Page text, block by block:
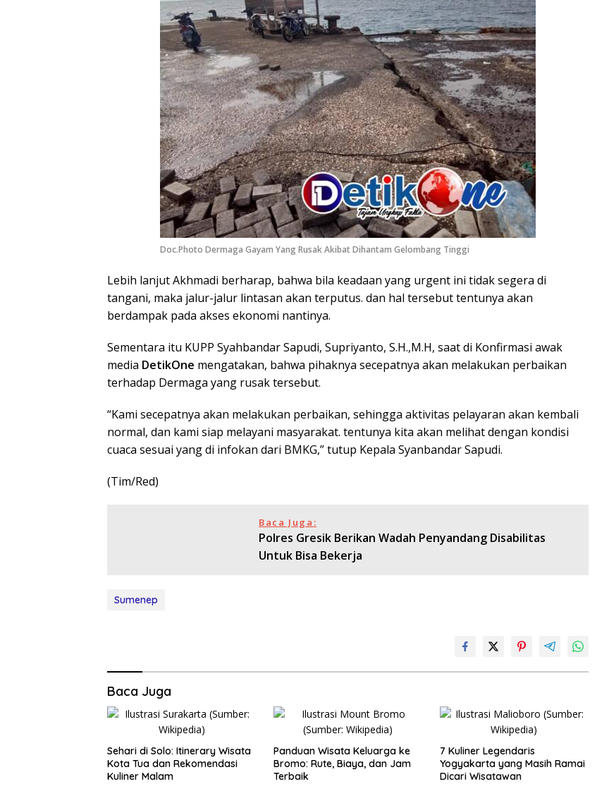
Doc.Photo Dermaga Gayam Yang Rusak Akibat Dihantam Gelombang Tinggi
Lebih lanjut Akhmadi berharap, bahwa bila keadaan yang urgent ini tidak segera di
tangani, maka jalur-jalur lintasan akan terputus. dan hal tersebut tentunya akan
berdampak pada akses ekonomi nantinya.
Sementara itu KUPP Syahbandar Sapudi, Supriyanto, S.H.,M.H, saat di Konfirmasi awak
media DetikOne mengatakan, bahwa pihaknya secepatnya akan melakukan perbaikan
terhadap Dermaga yang rusak tersebut.
“Kami secepatnya akan melakukan perbaikan, sehingga aktivitas pelayaran akan kembali
normal, dan kami siap melayani masyarakat. tentunya kita akan melihat dengan kondisi
cuaca sesuai yang di infokan dari BMKG,” tutup Kepala Syanbandar Sapudi.
(Tim/Red)
Baca Juga:
Polres Gresik Berikan Wadah Penyandang Disabilitas
Untuk Bisa Bekerja
Sumenep
Baca Juga
Sehari di Solo: Itinerary Wisata
Kota Tua dan Rekomendasi
Kuliner Malam
Panduan Wisata Keluarga ke
Bromo: Rute, Biaya, dan Jam
Terbaik
7 Kuliner Legendaris
Yogyakarta yang Masih Ramai
Dicari Wisatawan